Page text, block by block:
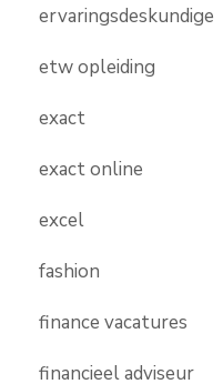
ervaringsdeskundige
etw opleiding
exact
exact online
excel
fashion
finance vacatures
financieel adviseur